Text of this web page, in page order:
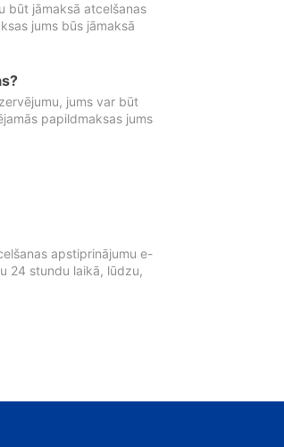
būt jāmaksā atcelšanas
jums būs jāmaksā
jums var būt
papildmaksas jums
apstiprinājumu e-
24 stundu laikā, lūdzu,